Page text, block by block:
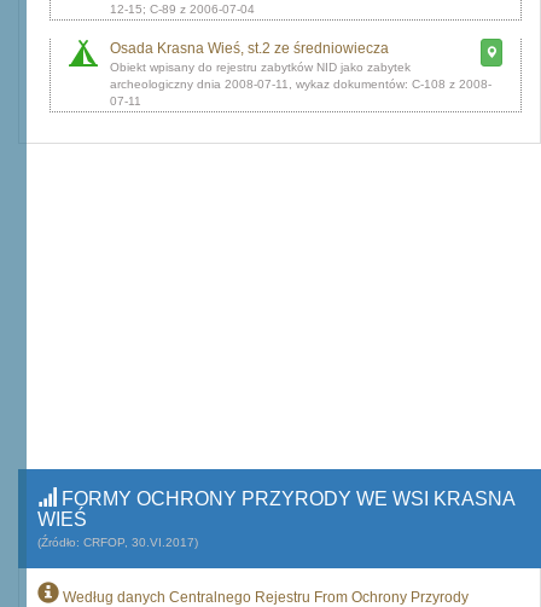
12-15; C-89 z 2006-07-04
Osada Krasna Wieś, st.2 ze średniowiecza
dnia 2008-07-11, wykaz dokumentów: C-108 z 2008-
07-11
FORMY OCHRONY PRZYRODY WE WSI KRASNA
WIEŚ
(Źródło: CRFOP, 30.VI.2017)
Według danych Centralnego Rejestru From Ochrony Przyrody